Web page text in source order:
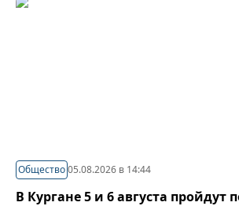
Общество05.08.2026 в 14:44
В Кургане 5 и 6 августа пройдут